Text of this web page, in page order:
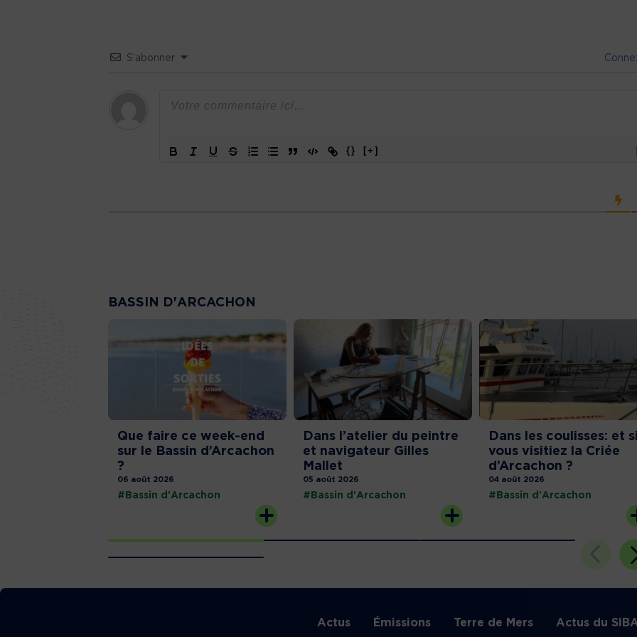
S’abonner
{} [+]
BASSIN D'ARCACHON
Que faire ce week-end
sur le Bassin d’Arcachon
?
06 août 2026
#Bassin d'Arcachon
Dans l’atelier du peintre
et navigateur Gilles
Mallet
05 août 2026
#Bassin d'Arcachon
Dans les coulisses: et
vous visitiez la Criée
d’Arcachon ?
04 août 2026
#Bassin d'Arcachon
Actus Émissions Terre de Mers Actus du